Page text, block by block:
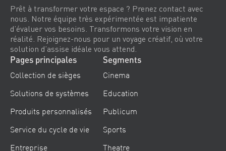
Prêt à transformer votre espace ? Prenez contact avec
nous. Notre équipe très expérimentée est impatiente
d’évaluer vos besoins. Transformons votre vision en
réalité. Rejoignez-nous pour un voyage créatif, où votre
solution d’assise idéale vous attend.
Pages principales
Collection de sièges
Solutions de systèmes
Produits personnalisés
Service du cycle de vie
Entreprise
Segments
Cinema
Education
Publicum
Sports
Theatre